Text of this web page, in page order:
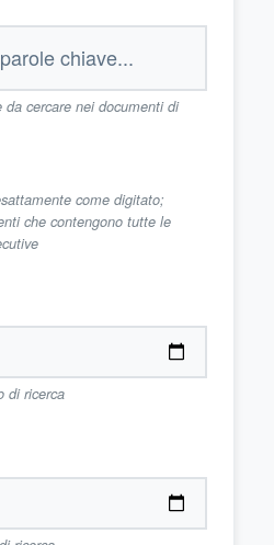
da cercare nei documenti di
come digitato;
che contengono tutte le
di ricerca